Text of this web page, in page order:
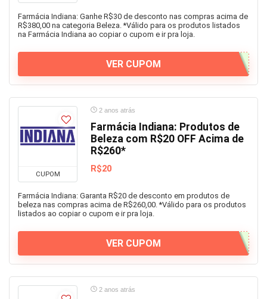
Farmácia Indiana: Ganhe R$30 de desconto nas compras acima de
R$380,00 na categoria Beleza. *Válido para os produtos listados
na Farmácia Indiana ao copiar o cupom e ir pra loja.
VER CUPOM
CUPOM
2 anos atrás
Farmácia Indiana: Produtos de
Beleza com R$20 OFF Acima de
R$260*
R$20
Farmácia Indiana: Garanta R$20 de desconto em produtos de
beleza nas compras acima de R$260,00. *Válido para os produtos
listados ao copiar o cupom e ir pra loja.
VER CUPOM
2 anos atrás